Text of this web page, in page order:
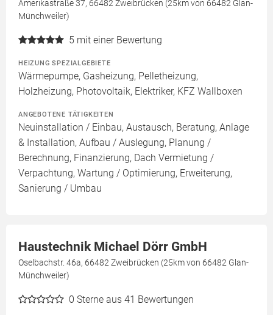
Amerikastraße 37, 66482 Zweibrücken (25km von 66482 Glan-
Münchweiler)
5 mit einer Bewertung
HEIZUNG SPEZIALGEBIETE
Wärmepumpe, Gasheizung, Pelletheizung,
Holzheizung, Photovoltaik, Elektriker, KFZ Wallboxen
ANGEBOTENE TÄTIGKEITEN
Neuinstallation / Einbau, Austausch, Beratung, Anlage
& Installation, Aufbau / Auslegung, Planung /
Berechnung, Finanzierung, Dach Vermietung /
Verpachtung, Wartung / Optimierung, Erweiterung,
Sanierung / Umbau
Haustechnik Michael Dörr GmbH
Oselbachstr. 46a, 66482 Zweibrücken (25km von 66482 Glan-
Münchweiler)
0 Sterne aus 41 Bewertungen